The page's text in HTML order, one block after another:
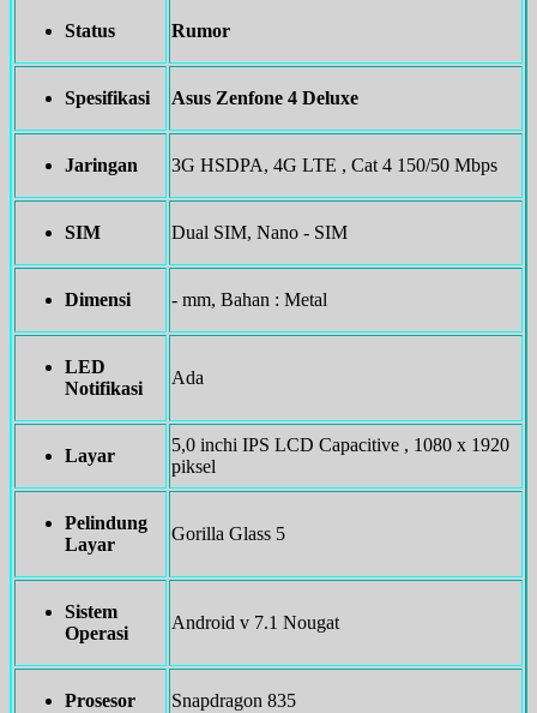
Status Rumor
Spesifikasi Asus Zenfone 4 Deluxe
Jaringan 3G HSDPA, 4G LTE , Cat 4 150/50 Mbps
SIM Dual SIM, Nano - SIM
Dimensi - mm, Bahan : Metal
LED
Notifikasi
Ada
Layar
5,0 inchi IPS LCD Capacitive , 1080 x 1920
piksel
Pelindung
Layar
Gorilla Glass 5
Sistem
Operasi
Android v 7.1 Nougat
Prosesor Snapdragon 835